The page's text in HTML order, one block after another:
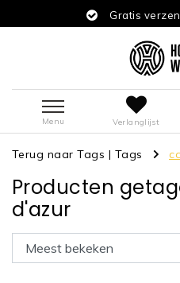
Gratis
Menu Verlanglijst
Terug naar Tags | Tags
Producten
d'azur